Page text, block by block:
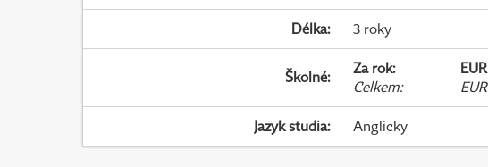
Délka: 3 roky
Školné: Za rok:
Celkem:
Jazyk studia: Anglicky